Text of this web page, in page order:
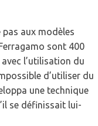
aux modèles
sont 400
l’utilisation du
d’utiliser du
une technique
se définissait lui-